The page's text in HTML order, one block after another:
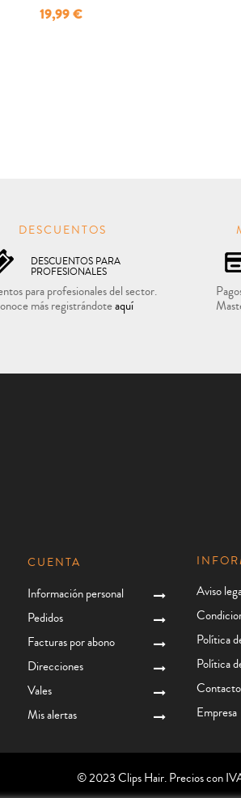
Precio
19,99 €
DESCUENTOS
DESCUENTOS PARA
PROFESIONALES
para profesionales del sector.
más registrándoteaquí
CUENTA
Información personal
Pedidos
Facturas por abono
Direcciones
Vales
Mis alertas
Aviso
Política
Política
Contacto
Empresa
© 2023 Clips Hair. Precios con